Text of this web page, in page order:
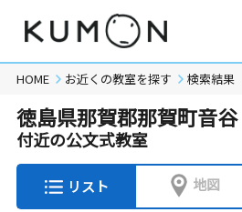
HOME お近くの教室を探す 検索結果
徳島県那賀郡那賀町音谷
付近の公文式教室
リスト 地図